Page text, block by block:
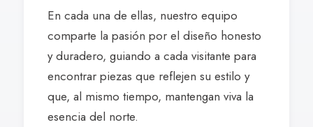
En cada una de ellas, nuestro equipo
comparte la pasión por el diseño honesto
y duradero, guiando a cada visitante para
encontrar piezas que reflejen su estilo y
que, al mismo tiempo, mantengan viva la
esencia del norte.